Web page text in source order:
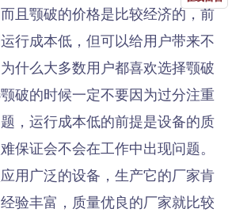
且颚破的价格是比较经济的，前
行成本低，但可以给用户带来不
什么大多数用户都喜欢选择颚破
破的时候一定不要因为过分注重
，运行成本低的前提是设备的质
保证会不会在工作中出现问题。
广泛的设备，生产它的厂家肯
验丰富，质量优良的厂家就比较